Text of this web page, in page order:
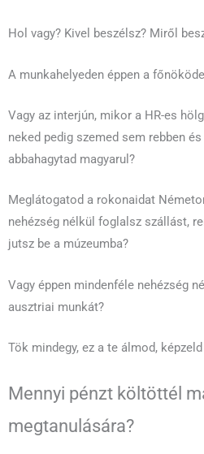
Hol vagy? Kivel beszélsz? Miről
A munkahelyeden éppen a
Vagy az interjún, mikor a HR-es
neked pedig szemed sem rebben
abbahagytad magyarul?
Meglátogatod a rokonaidat
nehézség nélkül foglalsz szállást,
jutsz be a múzeumba?
Vagy éppen mindenféle nehézség
ausztriai munkát?
Tök mindegy, ez a te álmod,
Mennyi pénzt költöttél
megtanulására?